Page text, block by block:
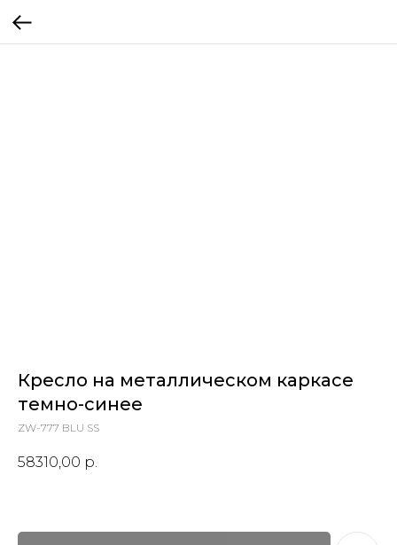
Кресло на металлическом каркасе
темно-синее
ZW-777 BLU SS
58310,00 р.